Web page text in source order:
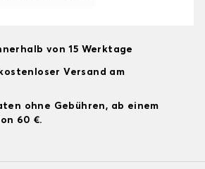
von 15 Werktage
Versand am
ohne Gebühren, ab einem
60 €.